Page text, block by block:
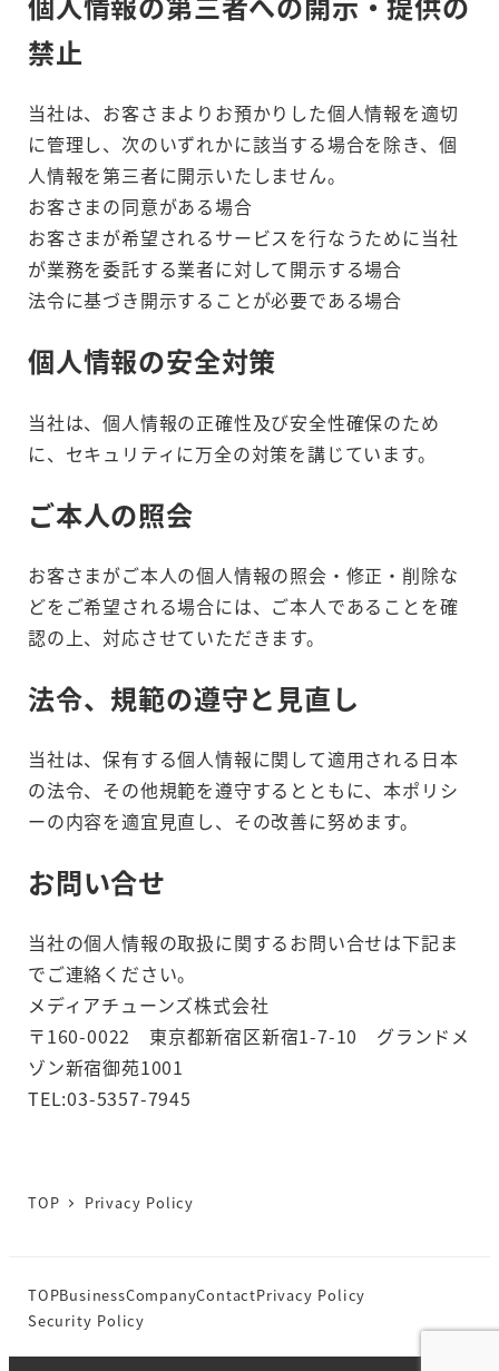
禁止
当社は、お客さまよりお預かりした個人情報を適切
に管理し、次のいずれかに該当する場合を除き、個
人情報を第三者に開示いたしません。
お客さまの同意がある場合
お客さまが希望されるサービスを行なうために当社
が業務を委託する業者に対して開示する場合
法令に基づき開示することが必要である場合
個人情報の安全対策
当社は、個人情報の正確性及び安全性確保のため
に、セキュリティに万全の対策を講じています。
ご本人の照会
お客さまがご本人の個人情報の照会・修正・削除な
どをご希望される場合には、ご本人であることを確
認の上、対応させていただきます。
法令、規範の遵守と見直し
当社は、保有する個人情報に関して適用される日本
の法令、その他規範を遵守するとともに、本ポリシ
ーの内容を適宜見直し、その改善に努めます。
お問い合せ
当社の個人情報の取扱に関するお問い合せは下記ま
でご連絡ください。
メディアチューンズ株式会社
〒160-0022 東京都新宿区新宿1-7-10 グランドメ
ゾン新宿御苑1001
TEL:03-5357-7945
TOP Privacy Policy
TOPBusinessCompanyContactPrivacy Policy
Security Policy